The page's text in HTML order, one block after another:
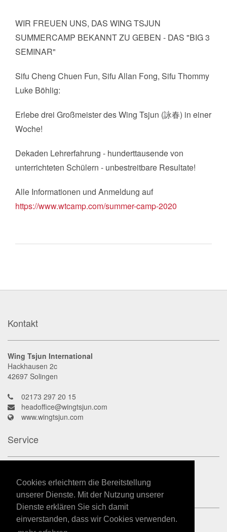
Cookies erleichtern die Bereitstellung
unserer Dienste. Mit der Nutzung unserer
Dienste erklären Sie sich damit
einverstanden, dass wir Cookies verwenden.
WIR FREUEN UNS, DAS WING TSJUN
SUMMERCAMP BEKANNT ZU GEBEN - DAS "BIG 3
SEMINAR"
Sifu Cheng Chuen Fun, Sifu Allan Fong, Sifu Thommy
Luke Böhlig:
​Erlebe drei Großmeister des Wing Tsjun (詠春) in einer
Woche!
Dekaden Lehrerfahrung - hunderttausende von
unterrichteten Schülern - unbestreitbare Resultate!
Alle Informationen und Anmeldung auf
https://www.wtcamp.com/summer-camp-2020
Kontakt
Wing Tsjun International
Hackhausen 2c
42697 Solingen
02173 297 20 15
headoffice@wingtsjun.com
www.wingtsjun.com
Service
Datenschutz
Impressum